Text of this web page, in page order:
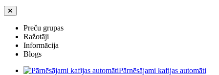
Preču grupas
Ražotāji
Informācija
Blogs
Pārnēsājami kafijas automāti